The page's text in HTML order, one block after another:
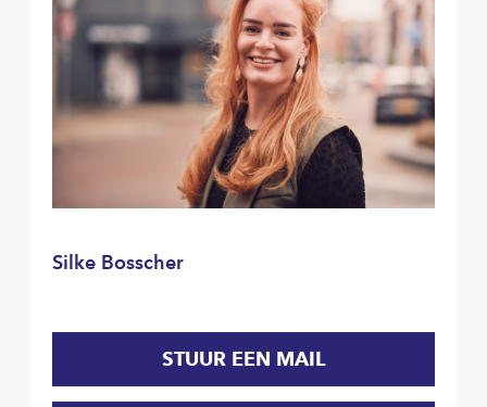
Silke Bosscher
STUUR EEN MAIL